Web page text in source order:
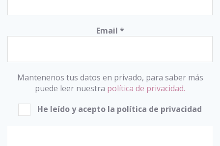
Email *
Mantenenos tus datos en privado, para saber más
puede leer nuestra política de privacidad.
He leído y acepto la política de privacidad